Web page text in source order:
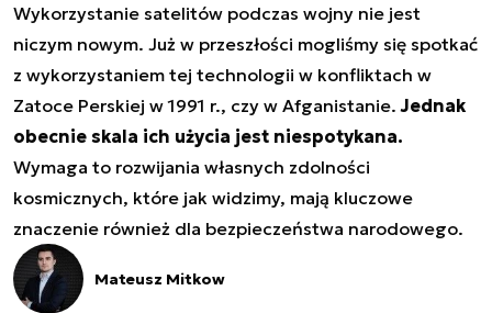
Wykorzystanie satelitów podczas wojny nie jest
niczym nowym. Już w przeszłości mogliśmy się spotkać
z wykorzystaniem tej technologii w konfliktach w
Zatoce Perskiej w 1991 r., czy w Afganistanie.Jednak
obecnie skala ich użycia jest niespotykana.
Wymaga to rozwijania własnych zdolności
kosmicznych, które jak widzimy, mają kluczowe
znaczenie również dla bezpieczeństwa narodowego.
Mateusz Mitkow